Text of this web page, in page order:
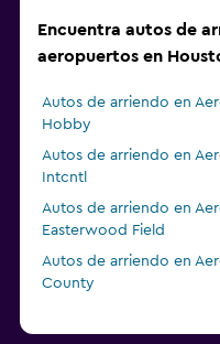
Encuentra autos de
aeropuertos en
Autos de arriendo en
Hobby
Autos de arriendo en
Intcntl
Autos de arriendo en
Easterwood Field
Autos de arriendo en
County